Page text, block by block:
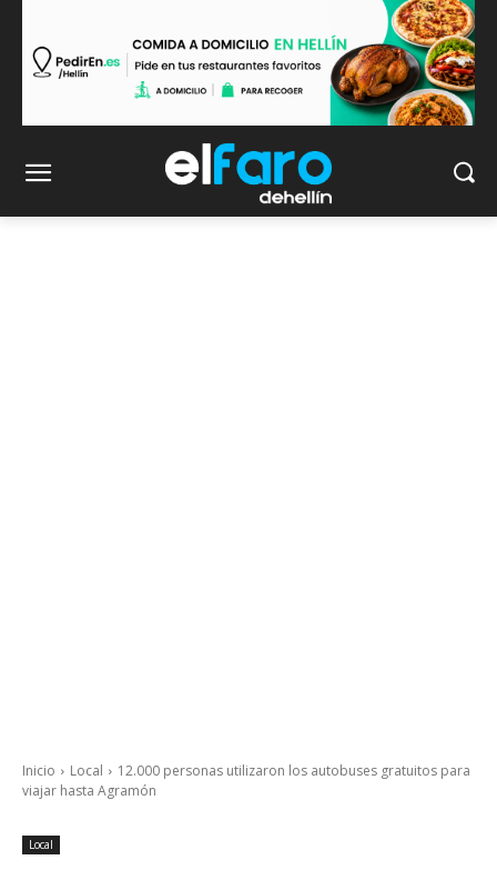
Inicio Local
12.000 personas utilizaron los autobuses gratuitos para
viajar hasta Agramón
Local